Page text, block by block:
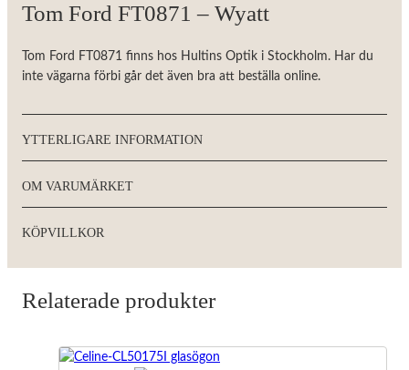
Tom Ford FT0871 – Wyatt
Tom Ford FT0871 finns hos Hultins Optik i Stockholm. Har du
inte vägarna förbi går det även bra att beställa online.
YTTERLIGARE INFORMATION
OM VARUMÄRKET
KÖPVILLKOR
Relaterade produkter